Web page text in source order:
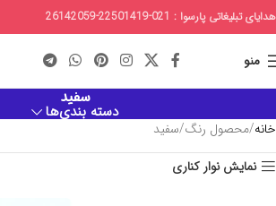
هدایای تبلیغاتی پارسوا : 021-22501419-26142059
منو
سفید
دسته بندی‌ها
خانه محصول رنگ سفید
نمایش نوار کناری